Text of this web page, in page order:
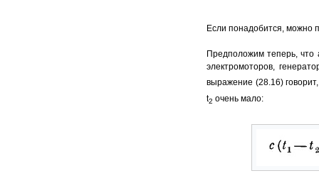
Если понадобится, можно
Предположим теперь,
электромоторов,
выражение (28.16)
t2 очень мало: